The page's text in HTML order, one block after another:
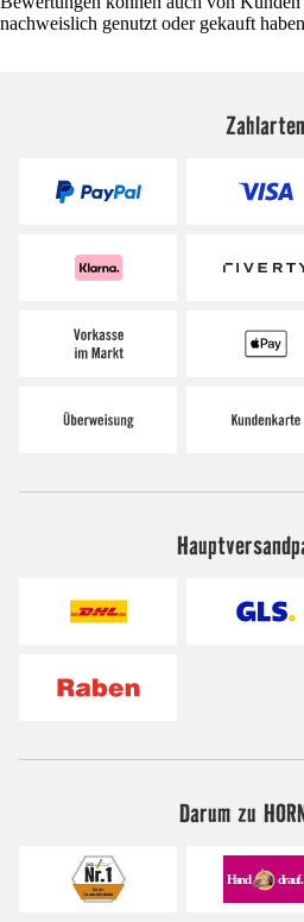
nachweislich genutzt oder gekauft
Zahlarten
Darum zu